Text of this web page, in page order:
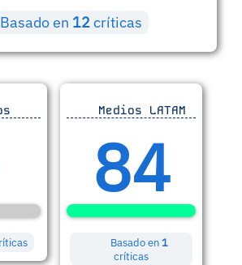
Basado en 12críticas
Medios LATAM
84
Basado en1
críticas